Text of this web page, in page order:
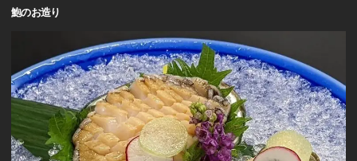
鮑のお造り